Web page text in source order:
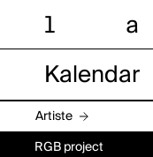
l a
Kalendar
Artiste
RGB project